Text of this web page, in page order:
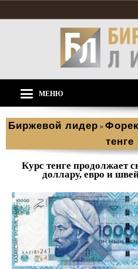
МЕНЮ
Биржевой лидер »
тенге
Курс тенге продолжает
доллару, евро и